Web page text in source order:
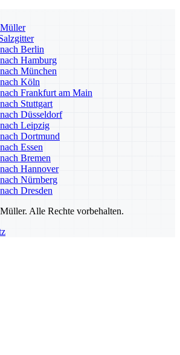
Berlin
Hamburg
München
Köln
Frankfurt am Main
Stuttgart
Düsseldorf
Leipzig
Dortmund
Essen
Bremen
Hannover
Nürnberg
Dresden
Alle Rechte vorbehalten.